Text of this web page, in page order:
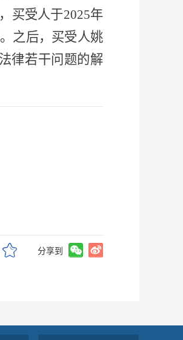
买受人于2025年
之后，买受人姚
律若干问题的解
分享到